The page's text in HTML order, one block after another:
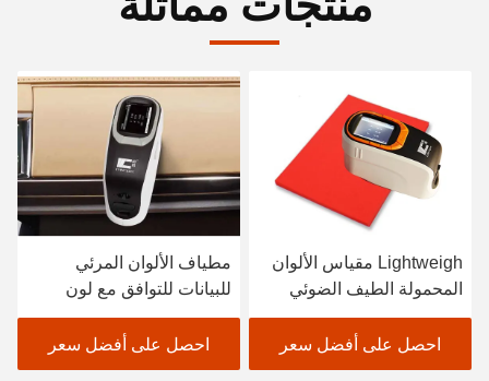
Lightweigh مقياس الألوان
المحمولة الطيف الضوئي
الماسح الضوئي طلاء
السيارات
احصل على أفضل سعر
مطياف الألوان المرئي
للبيانات للتوافق مع لون
النسيج باللون الأسود
احصل على أفضل سعر